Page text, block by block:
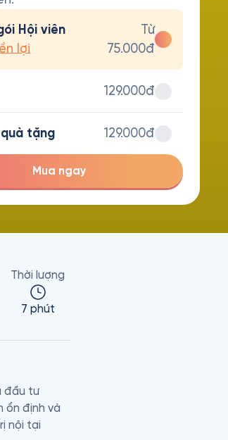
Hội viên
lợi
Từ
75.000đ
129.000đ
tặng 129.000đ
Mua ngay
Thời lượng
7 phút
đầu tư
ổn định và
nội tại